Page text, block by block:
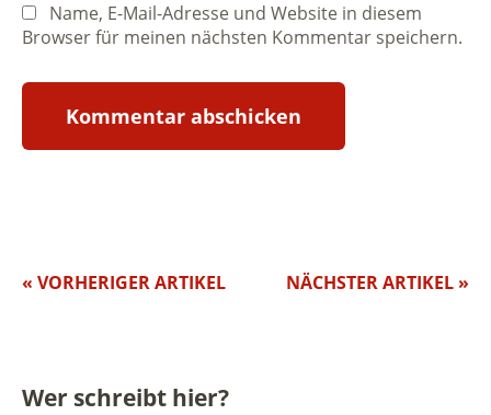
Name, E-Mail-Adresse und Website in diesem
Browser für meinen nächsten Kommentar speichern.
NÄCHSTER ARTIKEL »
« VORHERIGER ARTIKEL
Wer schreibt hier?